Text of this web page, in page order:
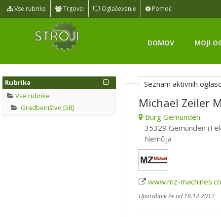
Vse rubrike Trgovci Oglaševanje Pomoč
DOMOV MOJI
Rubrika
Vse rubrike
Gradbeništvo [58]
Seznam aktivnih
Michael Zeiler
Burg Gemünden
35329 Gemünden
Nemčija
www.mz-
Uporabnik že od 18.12.2012